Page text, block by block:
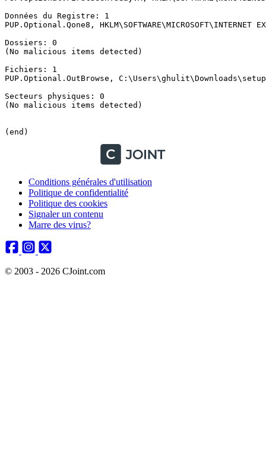
Données du Registre: 1
PUP.Optional.Qone8,
Dossiers: 0
(No malicious items detected)
Fichiers: 1
PUP.Optional.OutBrowse,
Secteurs physiques: 0
(No malicious items detected)
(end)
Conditions générales d'utilisation
Politique de confidentialité
Politique des cookies
Signaler un contenu
Marre des virus?
© 2003 - 2026 CJoint.com